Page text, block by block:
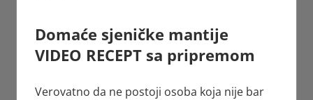
Domaće sjeničke mantije
VIDEO RECEPT sa pripremom
Verovatno da ne postoji osoba koja nije bar